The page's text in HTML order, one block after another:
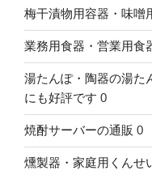
梅干漬物用容器・味噌
業務用食器・営業用食
湯たんぽ・陶器の湯た
にも好評です 0
焼酎サーバーの通販 0
燻製器・家庭用くんせ